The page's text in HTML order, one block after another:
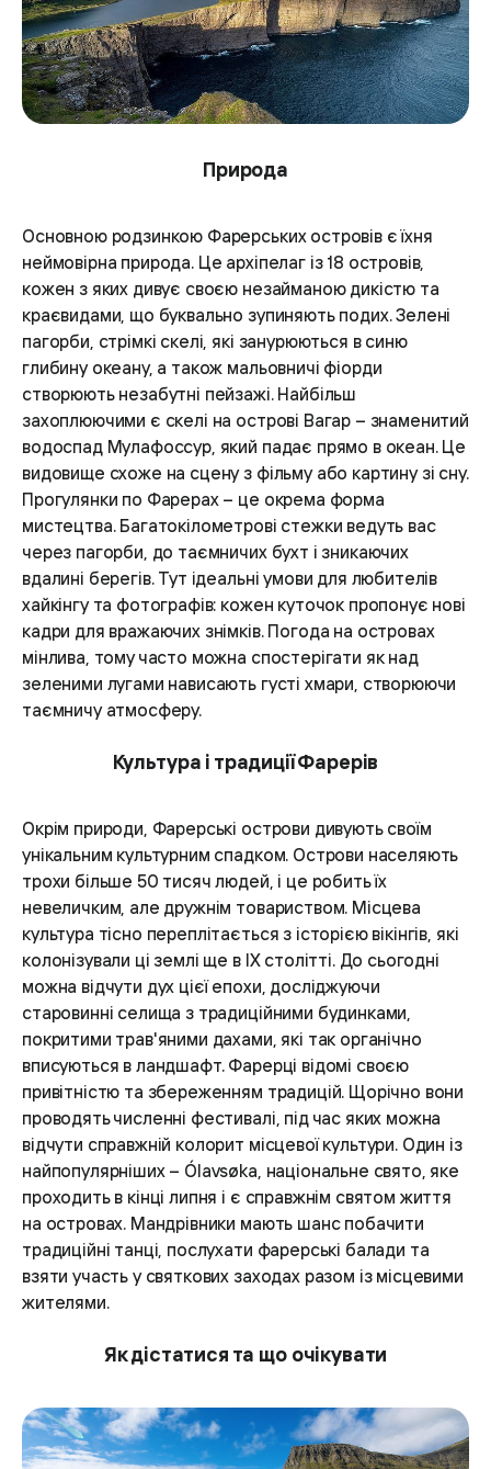
Природа
Основною родзинкою Фарерських островів є їхня
неймовірна природа. Це архіпелаг із 18 островів,
кожен з яких дивує своєю незайманою дикістю та
краєвидами, що буквально зупиняють подих. Зелені
пагорби, стрімкі скелі, які занурюються в синю
глибину океану, а також мальовничі фіорди
створюють незабутні пейзажі. Найбільш
захоплюючими є скелі на острові Вагар – знаменитий
водоспад Мулафоссур, який падає прямо в океан. Це
видовище схоже на сцену з фільму або картину зі сну.
Прогулянки по Фарерах – це окрема форма
мистецтва. Багатокілометрові стежки ведуть вас
через пагорби, до таємничих бухт і зникаючих
вдалині берегів. Тут ідеальні умови для любителів
хайкінгу та фотографів: кожен куточок пропонує нові
кадри для вражаючих знімків. Погода на островах
мінлива, тому часто можна спостерігати як над
зеленими лугами нависають густі хмари, створюючи
таємничу атмосферу.
Культура і традиції Фарерів
Окрім природи, Фарерські острови дивують своїм
унікальним культурним спадком. Острови населяють
трохи більше 50 тисяч людей, і це робить їх
невеличким, але дружнім товариством. Місцева
культура тісно переплітається з історією вікінгів, які
колонізували ці землі ще в ІХ столітті. До сьогодні
можна відчути дух цієї епохи, досліджуючи
старовинні селища з традиційними будинками,
покритими трав'яними дахами, які так органічно
вписуються в ландшафт. Фарерці відомі своєю
привітністю та збереженням традицій. Щорічно вони
проводять численні фестивалі, під час яких можна
відчути справжній колорит місцевої культури. Один із
найпопулярніших – Ólavsøka, національне свято, яке
проходить в кінці липня і є справжнім святом життя
на островах. Мандрівники мають шанс побачити
традиційні танці, послухати фарерські балади та
взяти участь у святкових заходах разом із місцевими
жителями.
Як дістатися та що очікувати